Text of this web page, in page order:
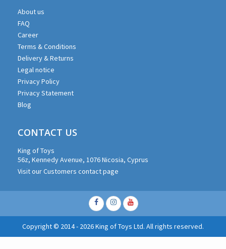
About us
FAQ
Career
Terms & Conditions
Delivery & Returns
Legal notice
Privacy Policy
Privacy Statement
Blog
CONTACT US
King of Toys
56z, Kennedy Avenue, 1076 Nicosia, Cyprus
Visit our Customers contact page
Facebook
Instagram
Youtube
Copyright © 2014 - 2026 King of Toys Ltd. All rights reserved.